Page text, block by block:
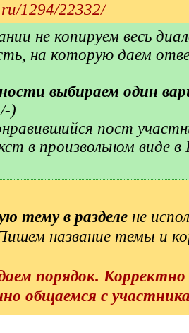
1294/22332/
не копируем весь
на которую даем
выбираем один
)
пост
в произвольном виде
тему в разделе не
название темы и
порядок.
общаемся с